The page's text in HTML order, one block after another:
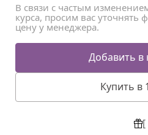
В связи с частым
курса, просим вас уточнять
цену у менеджера.
Добавить в
Купить в